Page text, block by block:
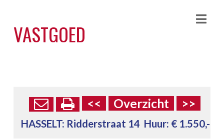
VASTGOED
<< Overzicht >>
HASSELT: Ridderstraat 14 Huur: € 1.550,-